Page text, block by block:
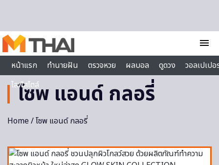
menu
หน้าแรก
ทำนายฝัน ตรวจหวย ผลบอล ดูดวง
วอลเปเป
ไลฟ์สไตล์
โซพ แอนด์ กลอรี่
Home/ โซพ แอนด์ กลอรี่